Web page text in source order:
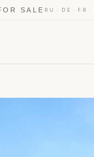
SALE RU · DE · FR ·